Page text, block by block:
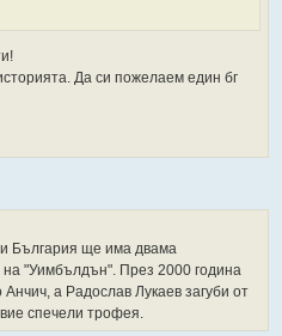
Да си пожелаем един бг
България ще има двама
"Уимбълдън". През 2000 година
а Радослав Лукаев загуби от
спечели трофея.